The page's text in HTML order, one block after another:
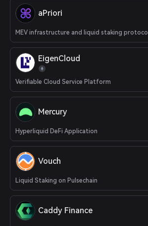
aPriori
MEV infrastructure and liquid staking protocol
EigenCloud
Verifiable Cloud Service Platform
Mercury
Hyperliquid DeFi Application
Vouch
Liquid Staking on Pulsechain
Caddy Finance